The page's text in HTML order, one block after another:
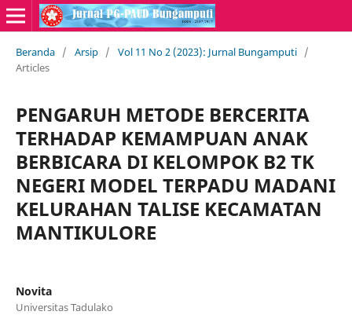
Beranda / Arsip / Vol 11 No 2 (2023): Jurnal Bungamputi /
Articles
PENGARUH METODE BERCERITA
TERHADAP KEMAMPUAN ANAK
BERBICARA DI KELOMPOK B2 TK
NEGERI MODEL TERPADU MADANI
KELURAHAN TALISE KECAMATAN
MANTIKULORE
Novita
Universitas Tadulako